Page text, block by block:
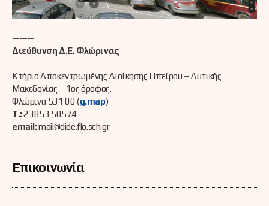
———
Διεύθυνση Δ.Ε. Φλώρινας
———
Κτήριο Αποκεντρωμένης Διοίκησης Ηπείρου – Δυτικής
Μακεδονίας – 1ος όροφος.
Φλώρινα 531 00 (g.map)
Τ.:23853 50574
email:mail@dide.flo.sch.gr
Επικοινωνία